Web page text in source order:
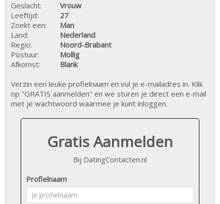
Geslacht:
Vrouw
Leeftijd:
27
Zoekt een:
Man
Land:
Nederland
Regio:
Noord-Brabant
Postuur:
Mollig
Afkomst:
Blank
Verzin een leuke profielnaam en vul je e-mailadres in. Klik
op "GRATIS aanmelden" en we sturen je direct een e-mail
met je wachtwoord waarmee je kunt inloggen.
Gratis Aanmelden
Bij DatingContacten.nl
Profielnaam